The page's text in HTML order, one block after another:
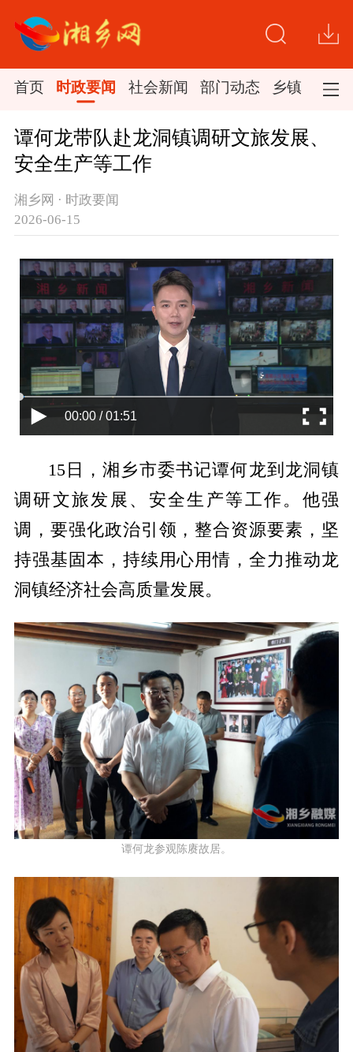
首页 时政要闻 社会新闻 部门动态 乡镇新闻
谭何龙带队赴龙洞镇调研文旅发展、
安全生产等工作
湘乡网 · 时政要闻
2026-06-15
00:00 / 01:51
15日，湘乡市委书记谭何龙到龙洞镇
调研文旅发展、安全生产等工作。他强
调，要强化政治引领，整合资源要素，坚
持强基固本，持续用心用情，全力推动龙
洞镇经济社会高质量发展。
谭何龙参观陈赓故居。